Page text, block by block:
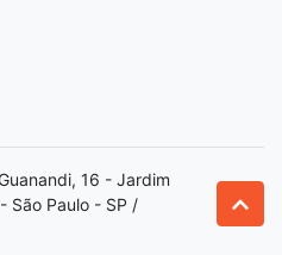
16 - Jardim
São Paulo - SP /